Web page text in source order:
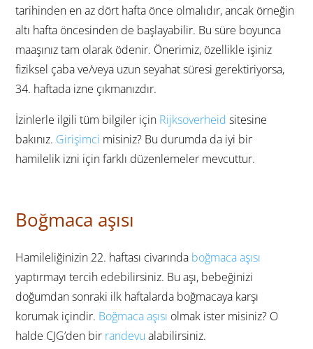
tarihinden en az dört hafta önce olmalıdır, ancak örneğin
altı hafta öncesinden de başlayabilir. Bu süre boyunca
maaşınız tam olarak ödenir. Önerimiz, özellikle işiniz
fiziksel çaba ve/veya uzun seyahat süresi gerektiriyorsa,
34. haftada izne çıkmanızdır.
İzinlerle ilgili tüm bilgiler için Rijksoverheid sitesine
bakınız. Girişimci misiniz? Bu durumda da iyi bir
hamilelik izni için farklı düzenlemeler mevcuttur.
Boğmaca aşısı
Hamileliğinizin 22. haftası civarında boğmaca aşısı
yaptırmayı tercih edebilirsiniz. Bu aşı, bebeğinizi
doğumdan sonraki ilk haftalarda boğmacaya karşı
korumak içindir. Boğmaca aşısı olmak ister misiniz? O
halde CJG’den bir randevu alabilirsiniz.